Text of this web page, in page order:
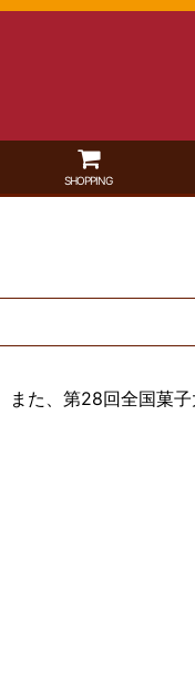
SHOPPING
また、第28回全国菓